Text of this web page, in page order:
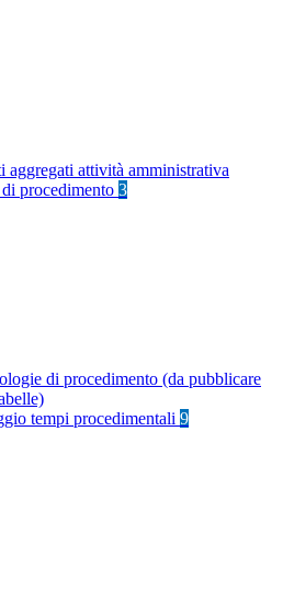
aggregati attività amministrativa
procedimento 3
di procedimento (da pubblicare
tempi procedimentali 9